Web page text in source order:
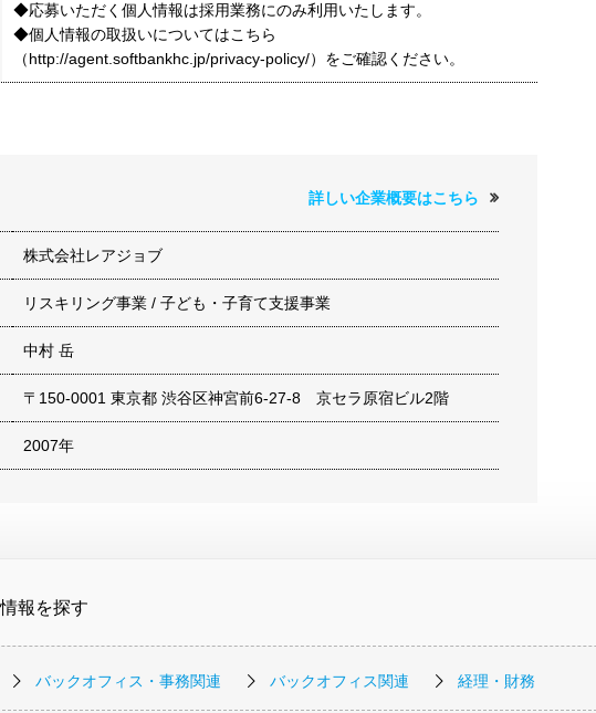
◆応募いただく個人情報は採用業務にのみ利用いたします。
◆個人情報の取扱いについてはこちら
（http://agent.softbankhc.jp/privacy-policy/）をご確認ください。
詳しい企業概要はこちら
株式会社レアジョブ
リスキリング事業 / 子ども・子育て支援事業
中村 岳
〒150-0001 東京都 渋谷区神宮前6-27-8 京セラ原宿ビル2階
2007年
報を探す
バックオフィス・事務関連 バックオフィス関連 経理・財務